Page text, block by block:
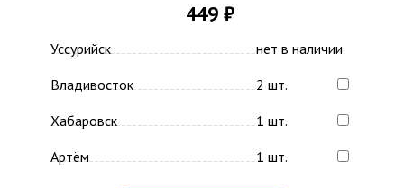
449 ₽
Уссурийск
нет в наличии
Владивосток
2 шт.
Хабаровск
1 шт.
Артём
1 шт.